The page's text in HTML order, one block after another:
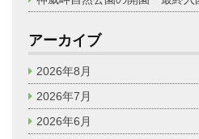
アーカイブ
2026年8月
2026年7月
2026年6月